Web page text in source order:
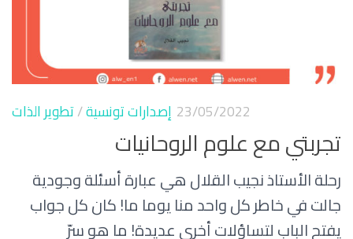
إصدارات تونسية/تطوير الذات 23/05/2022
تجربتي مع علوم الروحانيات
رحلة الأستاذ نجيب القلال هي عبارة أسئلة وجودية
جالت في خاطر كل واحد منا يوما ما! كان كل جواب
يفتح الباب لتساؤلات أخرى عديدة! ما هو سرّ